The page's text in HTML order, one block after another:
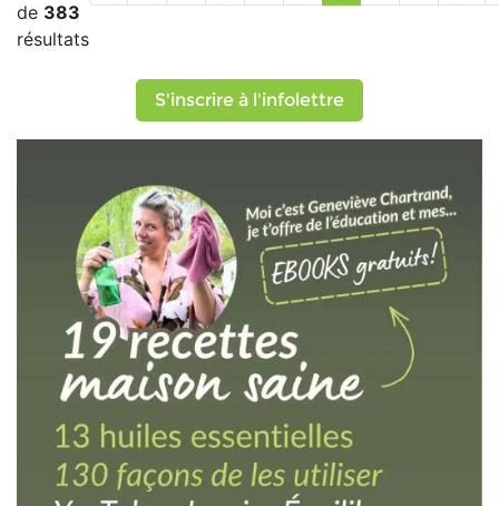
de 383
résultats
S'inscrire à l'infolettre